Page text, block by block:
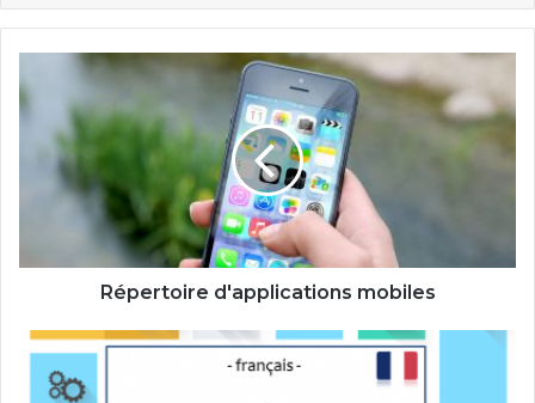
Répertoire
d'applications
mobiles
Répertoire d'applications mobiles
Outils
avec